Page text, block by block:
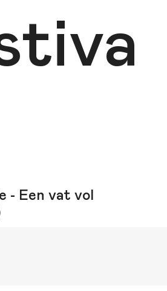
- Een vat vol